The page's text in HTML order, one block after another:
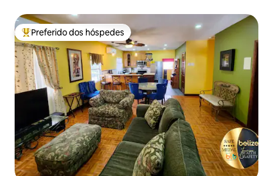
Entre os melhores preferidos dos hóspedes
Preferido dos hóspedes